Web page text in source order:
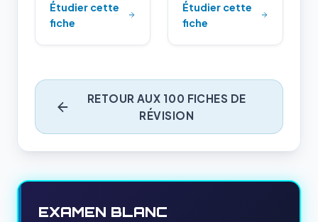
Étudier cette
fiche
Étudier cette
fiche
RETOUR AUX 100 FICHES DE
RÉVISION
EXAMEN BLANC